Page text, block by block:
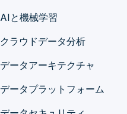
AIと機械学習
クラウドデータ分析
データアーキテクチャ
データプラットフォーム